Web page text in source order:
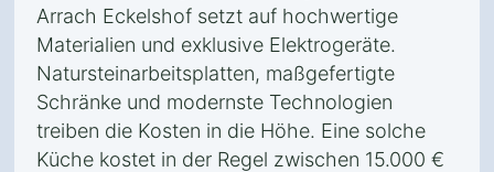
Arrach Eckelshof setzt auf hochwertige
Materialien und exklusive Elektrogeräte.
Natursteinarbeitsplatten, maßgefertigte
Schränke und modernste Technologien
treiben die Kosten in die Höhe. Eine solche
Küche kostet in der Regel zwischen 15.000 €